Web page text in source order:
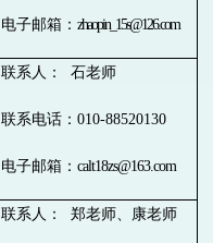
电子邮箱：zhaopin_15s@126.com
联系人： 石老师
联系电话：010-88520130
电子邮箱：calt18zs@163.com
联系人： 郑老师、康老师